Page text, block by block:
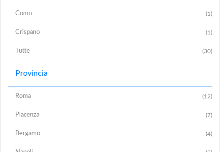
Como (1)
Crispano (1)
Tutte (30)
Provincia
Roma (12)
Piacenza (7)
Bergamo (4)